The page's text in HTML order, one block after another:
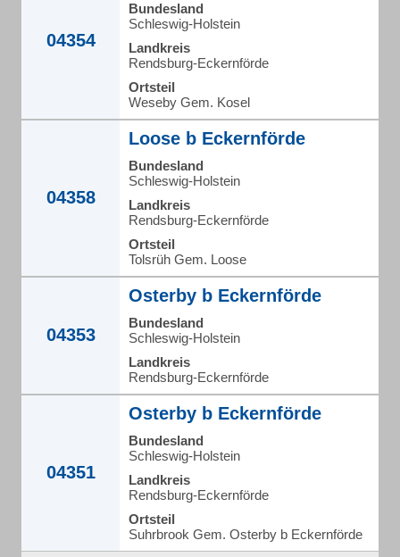
04354
Bundesland
Schleswig-Holstein
Landkreis
Rendsburg-Eckernförde
Ortsteil
Weseby Gem. Kosel
04358
Loose b Eckernförde
Bundesland
Schleswig-Holstein
Landkreis
Rendsburg-Eckernförde
Ortsteil
Tolsrüh Gem. Loose
04353
Osterby b Eckernförde
Bundesland
Schleswig-Holstein
Landkreis
Rendsburg-Eckernförde
04351
Osterby b Eckernförde
Bundesland
Schleswig-Holstein
Landkreis
Rendsburg-Eckernförde
Ortsteil
Suhrbrook Gem. Osterby b Eckernförde